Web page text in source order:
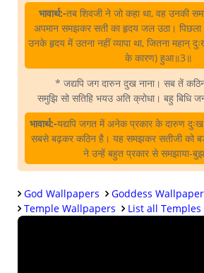
भावार्थ:-तब शिवजी ने जो कहा था, वह उनकी
अपमान समझकर सती का हृदय जल उठा। पिछला
उनके हृदय में उतना नहीं व्यापा था, जितना महान्‌
के कारण) हुआ॥3॥
* जद्यपि जग दारुन दुख नाना। सब तें
समुझि सो सतिहि भयउ अति क्रोधा। बहु बिधि
भावार्थ:-यद्यपि जगत में अनेक प्रकार के दारुण दुःख
सबसे बढ़कर कठिन है। यह समझकर सतीजी को
ने उन्हें बहुत प्रकार से समझाया-
God Wallpapers
Goddess
Temple Wallpapers
List all